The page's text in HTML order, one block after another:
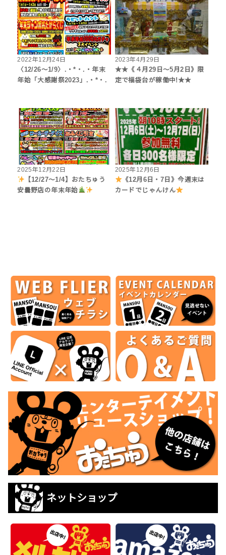
2022年12月24日
〈12/26～1/9〉.・*・.・年末
年始「大感謝祭2023」.・*・.
2023年4月29日
★★《４月29日〜5月2日》限
定で福袋台が稼働中!★★
2025年12月22日
【12/27〜1/4】おたちゅう
安曇野店の年末年始
2025年12月6日
《12月6日・7日》今週末は
カードでじゃんけん
ネットショップ